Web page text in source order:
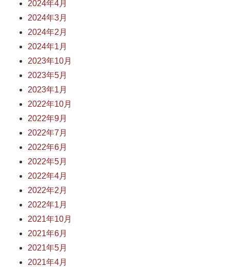
2024年4月
2024年3月
2024年2月
2024年1月
2023年10月
2023年5月
2023年1月
2022年10月
2022年9月
2022年7月
2022年6月
2022年5月
2022年4月
2022年2月
2022年1月
2021年10月
2021年6月
2021年5月
2021年4月